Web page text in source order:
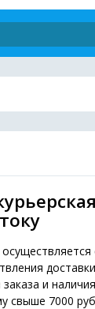
и
свыше 7000